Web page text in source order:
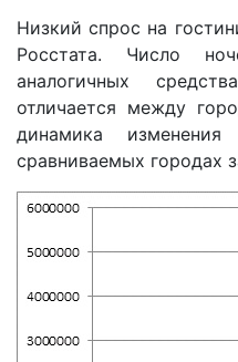
Низкий спрос на
Росстата. Число
аналогичных
отличается между
динамика
сравниваемых городах